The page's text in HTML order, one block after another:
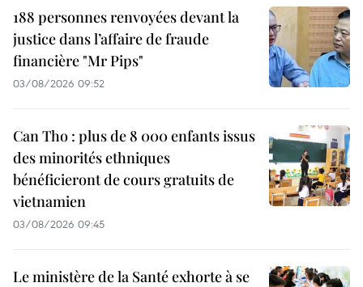
188 personnes renvoyées devant la
justice dans l’affaire de fraude
financière "Mr Pips"
03/08/2026 09:52
Can Tho : plus de 8 000 enfants issus
des minorités ethniques
bénéficieront de cours gratuits de
vietnamien
03/08/2026 09:45
Le ministère de la Santé exhorte à se